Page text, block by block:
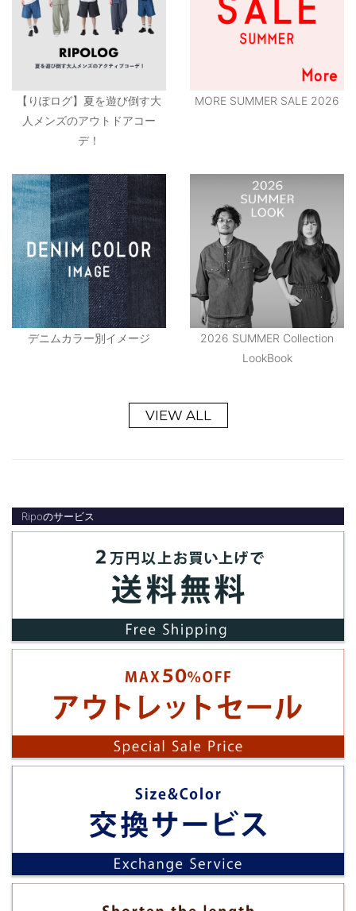
【りぽログ】夏を遊び倒す大
人メンズのアウトドアコー
デ！
MORE SUMMER SALE 2026
デニムカラー別イメージ
2026 SUMMER Collection
LookBook
VIEW ALL
Ripoのサービス